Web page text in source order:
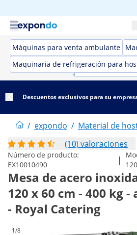
Máquinas para venta ambulante
Maquinaria de refrigeración para
Descuentos exclusivos para su
/ expondo / Material de
(10) valoraciones
Número de producto:
EX10010490
|
Mesa de acero
120 x 60 cm - 400 kg
- Royal Catering
1/8